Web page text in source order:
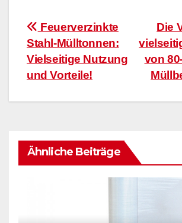
Die
von
Feuerverzinkte
Stahl-Mülltonnen:
Vielseitige Nutzung
und Vorteile!
Ähnliche Beiträge